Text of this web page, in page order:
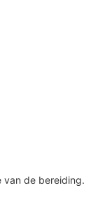
van de bereiding.